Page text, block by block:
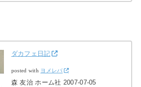
ダカフェ日記
posted with ヨメレバ
森 友治 ホーム社 2007-07-05